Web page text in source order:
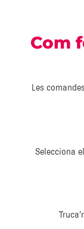
Com
Les
Selecciona el